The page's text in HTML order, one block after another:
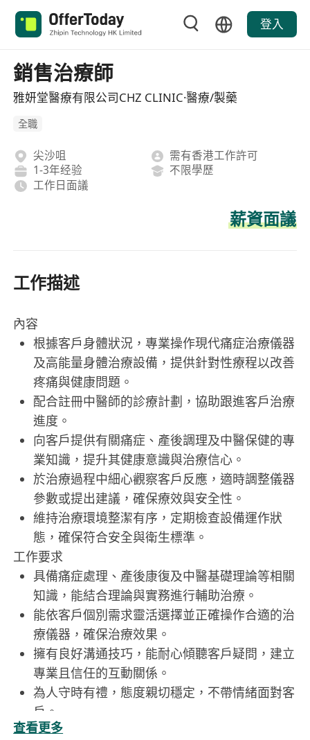
登入
銷售治療師
雅妍堂醫療有限公司CHZ CLINIC·醫療/製藥
全職
尖沙咀
需有香港工作許可
1-3年经验
不限學歷
工作日面議
薪資面議
工作描述
內容
根據客戶身體狀況，專業操作現代痛症治療儀器
及高能量身體治療設備，提供針對性療程以改善
疼痛與健康問題。
配合註冊中醫師的診療計劃，協助跟進客戶治療
進度。
向客戶提供有關痛症、產後調理及中醫保健的專
業知識，提升其健康意識與治療信心。
於治療過程中細心觀察客戶反應，適時調整儀器
參數或提出建議，確保療效與安全性。
維持治療環境整潔有序，定期檢查設備運作狀
態，確保符合安全與衛生標準。
工作要求
具備痛症處理、產後康復及中醫基礎理論等相關
知識，能結合理論與實務進行輔助治療。
能依客戶個別需求靈活選擇並正確操作合適的治
療儀器，確保治療效果。
擁有良好溝通技巧，能耐心傾聽客戶疑問，建立
專業且信任的互動關係。
為人守時有禮，態度親切穩定，不帶情緒面對客
戶。
具備團隊合作精神，樂於與中醫師及其他治療師
查看更多